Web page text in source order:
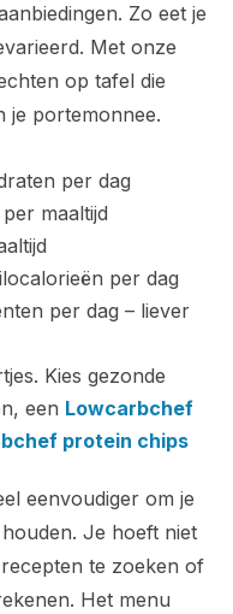
Zo eet je
Met onze
op tafel die
je portemonnee.
per dag
maaltijd
per dag
per dag – liever
Kies gezonde
een Lowcarbchef
protein chips
eenvoudiger om je
Je hoeft niet
te zoeken of
Het menu